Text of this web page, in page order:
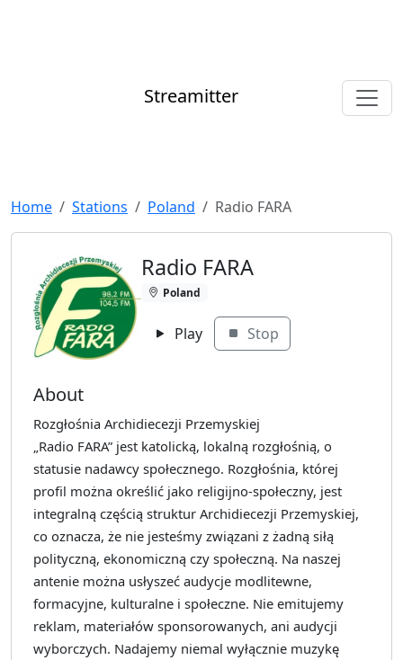
Streamitter
Home Stations Poland Radio FARA
Radio FARA
Poland
Play Stop
About
Rozgłośnia Archidiecezji Przemyskiej
„Radio FARA” jest katolicką, lokalną rozgłośnią, o
statusie nadawcy społecznego. Rozgłośnia, której
profil można określić jako religijno-społeczny, jest
integralną częścią struktur Archidiecezji Przemyskiej,
co oznacza, że nie jesteśmy związani z żadną siłą
polityczną, ekonomiczną czy społeczną. Na naszej
antenie można usłyszeć audycje modlitewne,
formacyjne, kulturalne i społeczne. Nie emitujemy
reklam, materiałów sponsorowanych, ani audycji
wyborczych. Nadajemy niemal wyłącznie muzykę